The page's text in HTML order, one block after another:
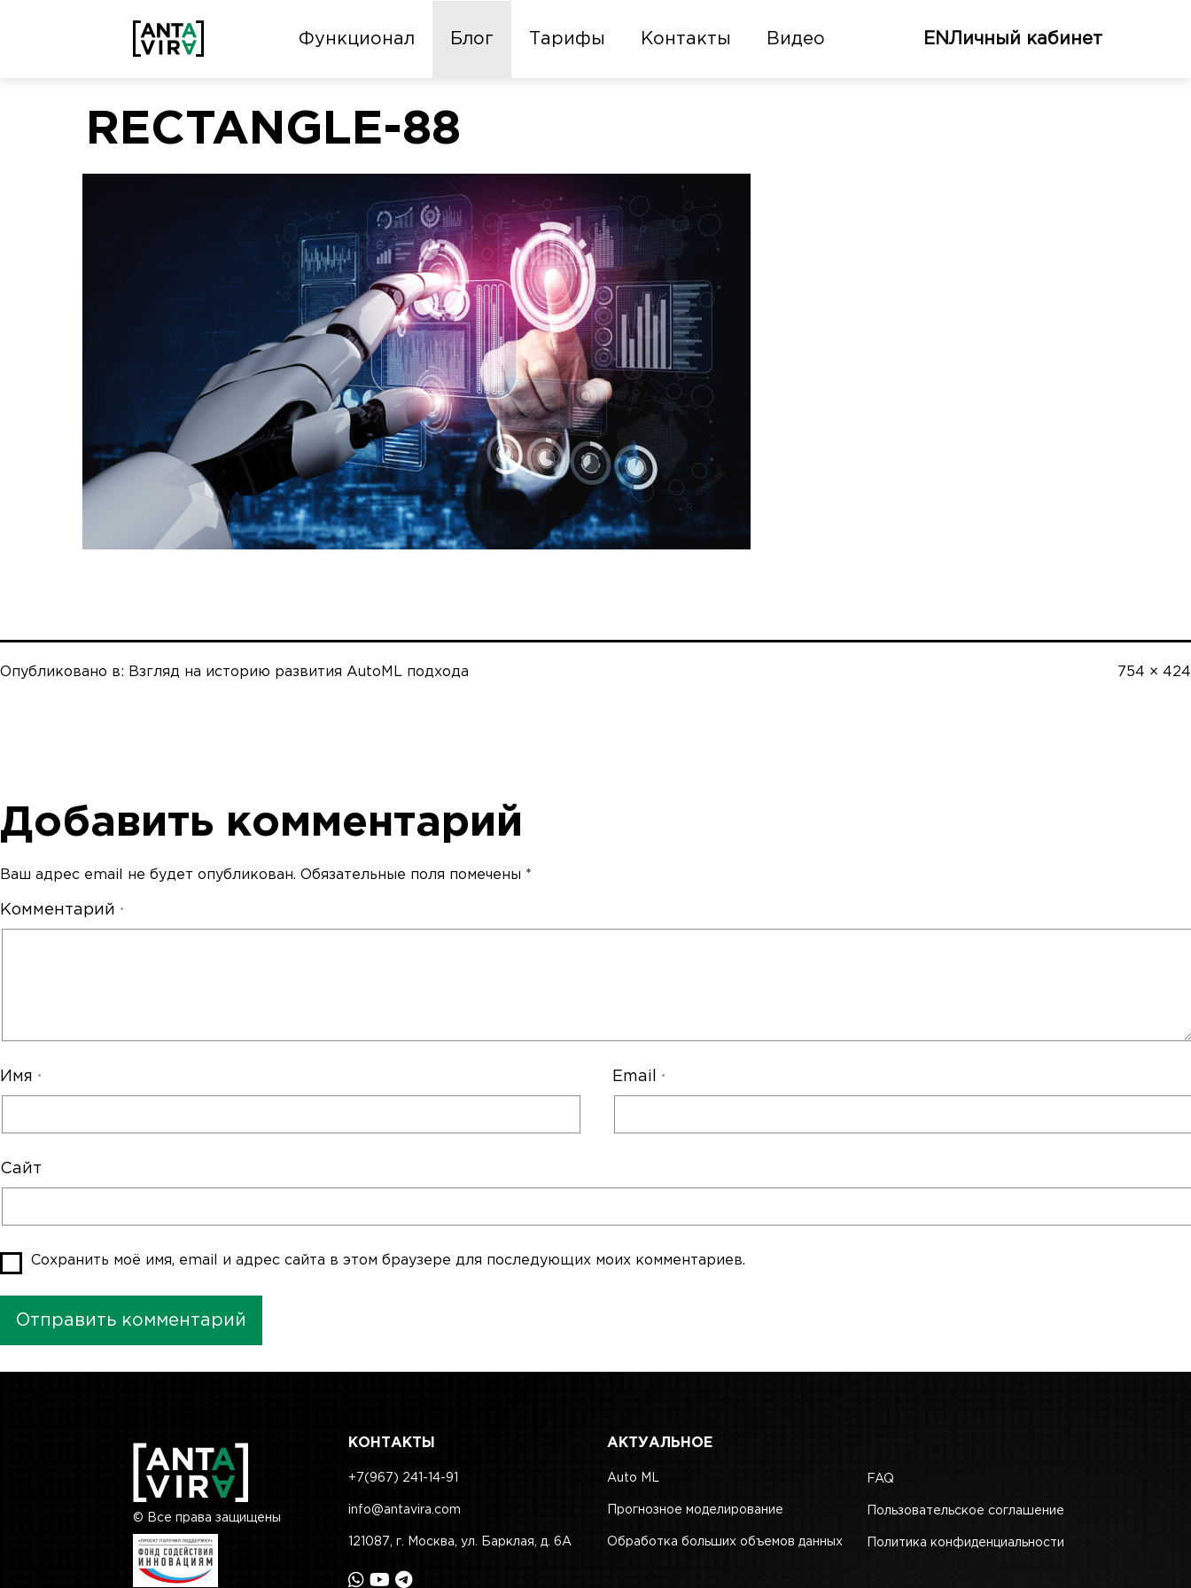
Функционал Блог Тарифы Контакты Видео ENЛичный кабинет
RECTANGLE-88
Опубликовано в: Взгляд на историю развития AutoML подхода
Полный
754 × 424
Добавить комментарий
Ваш адрес email не будет опубликован. Обязательные поля помечены *
Комментарий *
Имя * Email *
Сайт
Сохранить моё имя, email и адрес сайта в этом браузере для последующих моих комментариев.
© Все права защищены
КОНТАКТЫ
+7(967) 241-14-91
info@antavira.com
121087, г. Москва, ул. Барклая, д. 6А
АКТУАЛЬНОЕ
Auto ML
Прогнозное моделирование
Обработка больших объемов данных
FAQ
Пользовательское соглашение
Политика конфиденциальности